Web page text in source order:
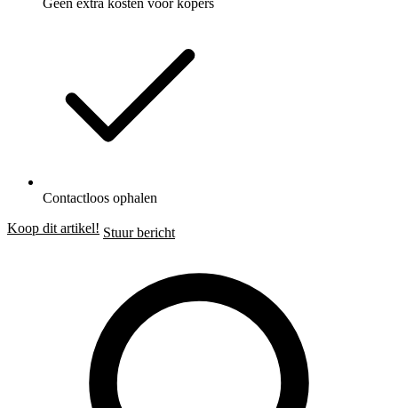
Geen extra kosten voor kopers
Contactloos ophalen
Koop dit artikel! Stuur bericht